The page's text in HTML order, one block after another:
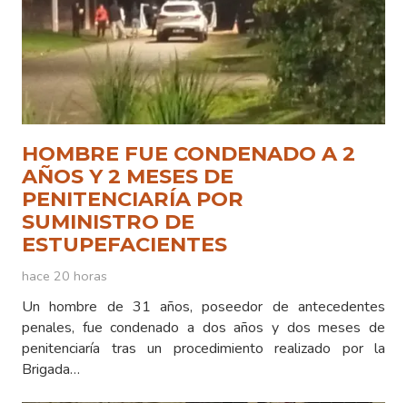
HOMBRE FUE CONDENADO A 2
AÑOS Y 2 MESES DE
PENITENCIARÍA POR
SUMINISTRO DE
ESTUPEFACIENTES
hace 20 horas
Un hombre de 31 años, poseedor de antecedentes
penales, fue condenado a dos años y dos meses de
penitenciaría tras un procedimiento realizado por la
Brigada…